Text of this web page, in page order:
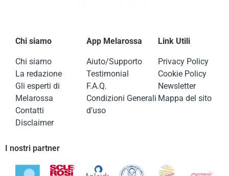
Chi siamo
Chi siamo
La redazione
Gli esperti di
Melarossa
Contatti
Disclaimer
App Melarossa
Aiuto/Supporto
Testimonial
F.A.Q.
Condizioni Generali
d’uso
Link Utili
Privacy Policy
Cookie Policy
Newsletter
Mappa del sito
I nostri partner